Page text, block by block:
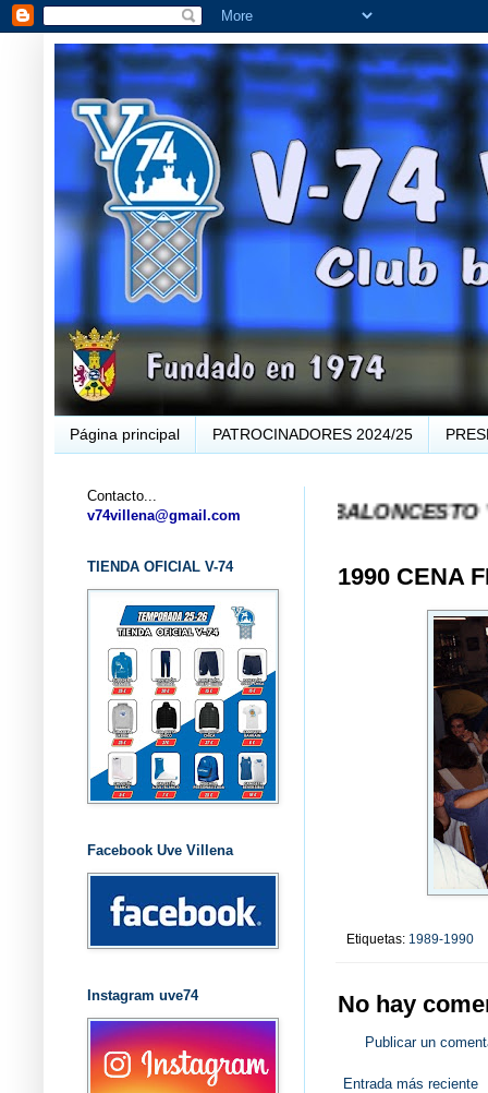
Página principal PATROCINADORES 2024/25
... CLUB BALONCESTO V-74
1990 CENA
Etiquetas: 1989-1990
No hay
Publicar un
Entrada más reciente
Contacto...
v74villena@gmail.com
TIENDA OFICIAL V-74
Facebook Uve Villena
Instagram uve74